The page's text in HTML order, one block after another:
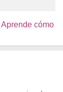
Aprende cómo